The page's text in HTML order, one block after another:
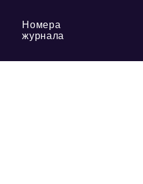
Номера
журнала